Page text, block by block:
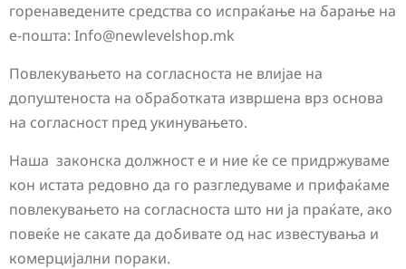
горенаведените средства со испраќање на барање на
е-пошта: Info@newlevelshop.mk
Повлекувањето на согласноста не влијае на
допуштеноста на обработката извршена врз основа
на согласност пред укинувањето.
Наша законска должност е и ние ќе се придржуваме
кон истата редовно да го разгледуваме и прифаќаме
повлекувањето на согласноста што ни ја праќате, ако
повеќе не сакате да добивате од нас известувања и
комерцијални пораки.